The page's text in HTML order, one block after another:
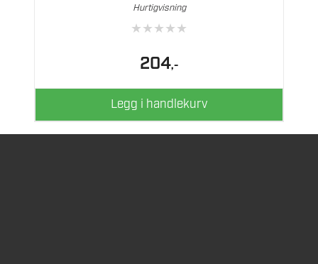
Hurtigvisning
★★★★★
204,-
Legg i handlekurv